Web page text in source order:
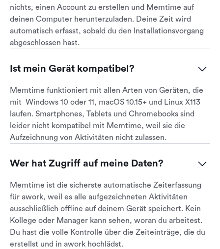
nichts, einen Account zu erstellen und Memtime auf
deinen Computer herunterzuladen. Deine Zeit wird
automatisch erfasst, sobald du den Installationsvorgang
abgeschlossen hast.
Ist mein Gerät kompatibel?
Memtime funktioniert mit allen Arten von Geräten, die
mit Windows 10 oder 11, macOS 10.15+ und Linux X113
laufen. Smartphones, Tablets und Chromebooks sind
leider nicht kompatibel mit Memtime, weil sie die
Aufzeichnung von Aktivitäten nicht zulassen.
Wer hat Zugriff auf meine Daten?
Memtime ist die sicherste automatische Zeiterfassung
für awork, weil es alle aufgezeichneten Aktivitäten
ausschließlich offline auf deinem Gerät speichert. Kein
Kollege oder Manager kann sehen, woran du arbeitest.
Du hast die volle Kontrolle über die Zeiteinträge, die du
erstellst und in awork hochlädst.